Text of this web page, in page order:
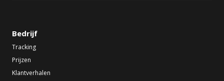
Bedrijf
Tracking
Prijzen
Klantverhalen